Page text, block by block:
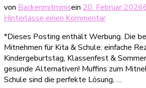
von Backenmitminisein 20. Februar 2026
Hinterlasse einen Kommentarzu
besten
Muffins
zum
Mitnehmen
für
*Dieses Posting enthält Werbung. Die
Mitnehmen für Kita & Schule: einfache
Kindergeburtstag, Klassenfest &
gesunde Alternativen! Muffins zum
Schule sind die perfekte Lösung, …